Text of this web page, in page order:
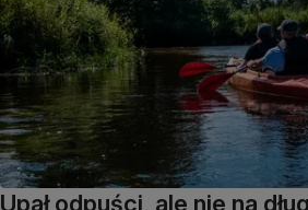
Upał odpuści, ale nie na